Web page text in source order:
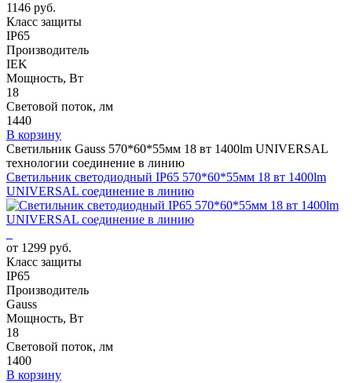
1146 руб.
Класс защиты
IP65
Производитель
IEK
Мощность, Вт
18
Световой поток, лм
1440
В корзину
Светильник Gauss 570*60*55мм 18 вт 1400lm UNIVERSAL
технологии соединение в линию
Светильник светодиодный IP65 570*60*55мм 18 вт 1400lm
UNIVERSAL соединение в линию
от 1299 руб.
Класс защиты
IP65
Производитель
Gauss
Мощность, Вт
18
Световой поток, лм
1400
В корзину